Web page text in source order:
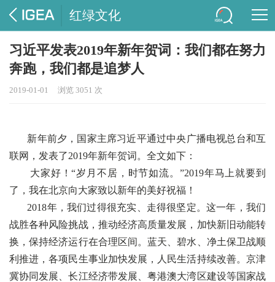
红绿文化
习近平发表2019年新年贺词：我们都在努力
奔跑，我们都是追梦人
2019-01-01 浏览 3051 次
新年前夕，国家主席习近平通过中央广播电视总台和互
联网，发表了2019年新年贺词。全文如下：
大家好！“岁月不居，时节如流。”2019年马上就要到
了，我在北京向大家致以新年的美好祝福！
2018年，我们过得很充实、走得很坚定。这一年，我们
战胜各种风险挑战，推动经济高质量发展，加快新旧动能转
换，保持经济运行在合理区间。蓝天、碧水、净土保卫战顺
利推进，各项民生事业加快发展，人民生活持续改善。京津
冀协同发展、长江经济带发展、粤港澳大湾区建设等国家战